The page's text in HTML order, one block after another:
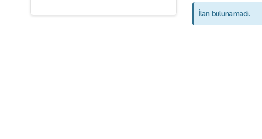
İlan bulunamadı.